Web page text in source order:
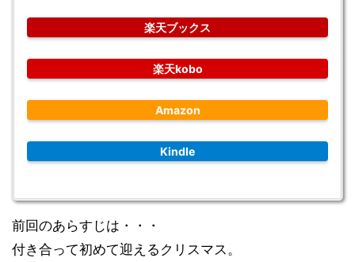
楽天ブックス
楽天kobo
Amazon
Kindle
前回のあらすじは・・・
付き合って初めて迎えるクリスマス。